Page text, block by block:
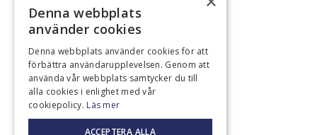
+46 (0) 523 37500
kungshamn@askengren.com
Marknadsföringskontor Norge Oslo
Aker Brygge, Fjordalleen 7, 0250 Oslo
+47 9226 7777
Denna webbplats
använder cookies
Denna webbplats använder cookies för att
förbättra användarupplevelsen. Genom att
använda vår webbplats samtycker du till
alla cookies i enlighet med vår
cookiepolicy. Läs mer
ACCEPTERA ALLA